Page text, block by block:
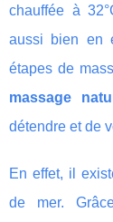
chauffée à
aussi bien en
étapes de
massage
détendre et de
En effet, il
de mer.